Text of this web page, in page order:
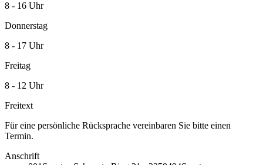
8 - 16 Uhr
Donnerstag
8 - 17 Uhr
Freitag
8 - 12 Uhr
Freitext
Für eine persönliche Rücksprache vereinbaren Sie bitte einen
Termin.
Anschrift